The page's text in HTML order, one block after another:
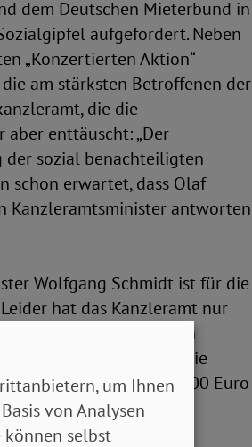
dem Deutschen Mieterbund in
aufgefordert. Neben
„Konzertierten Aktion“
am stärksten Betroffenen der
die die
aber enttäuscht: „Der
der sozial benachteiligten
schon erwartet, dass Olaf
Kanzleramtsminister antworten
Wolfgang Schmidt ist für die
hat das Kanzleramt nur
Aber diese Maßnahmen
Jahr kommen. Die
eine Sofortzulage von 100 Euro
Und eine schnelle
um Ihnen
von Analysen
können selbst